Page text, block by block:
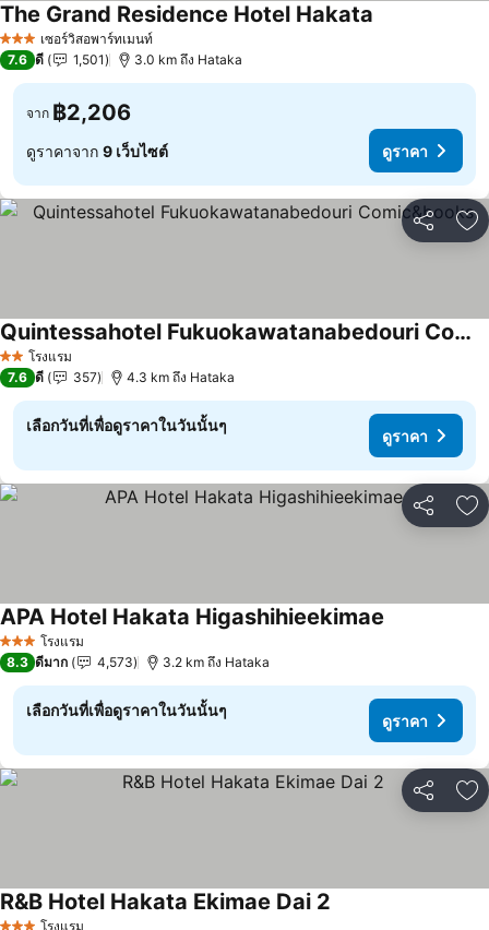
3 ดาว เซอร์วิสอพาร์ทเมนท์
The Grand Residence Hotel Hakata
7.6 ดี 1,501 3.0 km ถึง Hataka
จาก ฿2,206
ดูราคาจาก 9 เว็บไซต์ ดูราคา
แชร์ เ
2 ดาวโรงแรม
Quintessahotel Fukuokawatanabedouri Comic&books
7.6 ดี 357 4.3 km ถึง Hataka
เลือกวันที่เพื่อดูราคาในวันนั้นๆ
ดูราคา
แชร์ เ
3 ดาว โรงแรม
APA Hotel Hakata Higashihieekimae
8.3 ดีมาก 4,573 3.2 km ถึง Hataka
เลือกวันที่เพื่อดูราคาในวันนั้นๆ
ดูราคา
แชร์ เ
โรงแรม
R&B Hotel Hakata Ekimae Dai 2